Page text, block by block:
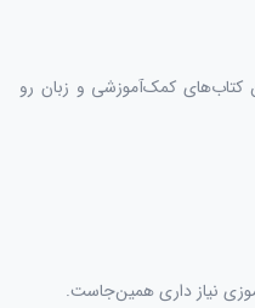
کتاب‌های کمک‌آموزشی و زبان رو
نیاز داری همین‌جاست.